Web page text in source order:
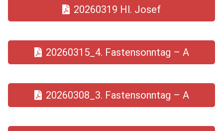
20260319 Hl. Josef
20260315_4. Fastensonntag – A
20260308_3. Fastensonntag – A